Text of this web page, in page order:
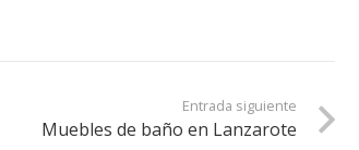
Entrada siguiente
Muebles de baño en Lanzarote